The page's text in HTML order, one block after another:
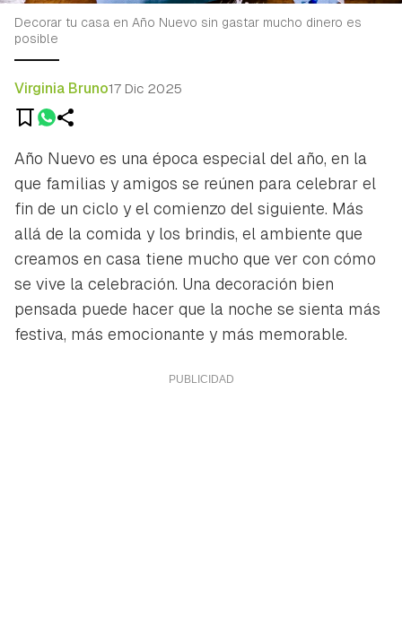
Decorar tu casa en Año Nuevo sin gastar mucho dinero es
posible
Virginia Bruno17 Dic 2025
Año Nuevo es una época especial del año, en la
que familias y amigos se reúnen para celebrar el
fin de un ciclo y el comienzo del siguiente. Más
allá de la comida y los brindis, el ambiente que
creamos en casa tiene mucho que ver con cómo
se vive la celebración. Una decoración bien
pensada puede hacer que la noche se sienta más
festiva, más emocionante y más memorable.